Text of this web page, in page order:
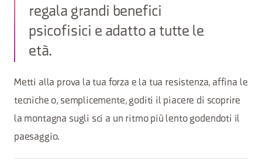
regala grandi benefici
psicofisici e adatto a tutte le
età.
Metti alla prova la tua forza e la tua resistenza, affina le
tecniche o, semplicemente, goditi il piacere di scoprire
la montagna sugli sci a un ritmo più lento godendoti il
paesaggio.